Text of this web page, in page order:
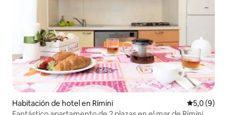
Habitación de hotel en Rímini
5,0 (9)